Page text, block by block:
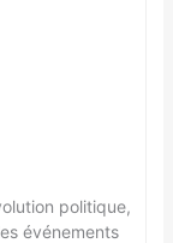
politique,
événements